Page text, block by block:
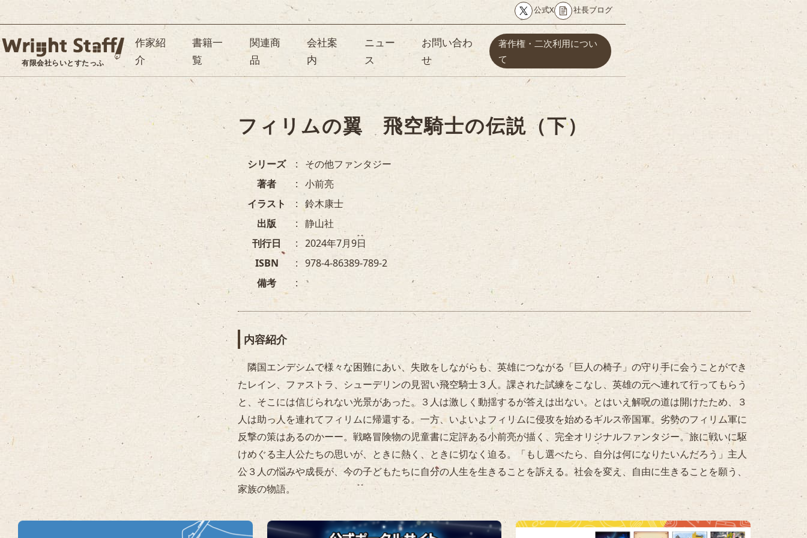
公式X 社長ブログ
有限会社らいとすたっふ
作家紹
介
書籍一
覧
関連商
品
会社案
内
ニュー
ス
お問い合わ
せ
著作権・二次利用につい
て
フィリムの翼 飛空騎士の伝説（下）
シリーズ
その他ファンタジー
著者
小前亮
イラスト
鈴木康士
出版
静山社
刊行日
2024年7月9日
ISBN
978-4-86389-789-2
備考
内容紹介
隣国エンデシムで様々な困難にあい、失敗をしながらも、英雄につながる「巨人の椅子」の守り手に会うことができ
たレイン、ファストラ、シューデリンの見習い飛空騎士３人。課された試練をこなし、英雄の元へ連れて行ってもらう
と、そこには信じられない光景があった。３人は激しく動揺するが答えは出ない。とはいえ解呪の道は開けたため、３
人は助っ人を連れてフィリムに帰還する。一方、いよいよフィリムに侵攻を始めるギルス帝国軍。劣勢のフィリム軍に
反撃の策はあるのかーー。戦略冒険物の児童書に定評ある小前亮が描く、完全オリジナルファンタジー。旅に戦いに駆
けめぐる主人公たちの思いが、ときに熱く、ときに切なく迫る。「もし選べたら、自分は何になりたいんだろう」主人
公３人の悩みや成長が、今の子どもたちに自分の人生を生きることを訴える。社会を変え、自由に生きることを願う、
家族の物語。